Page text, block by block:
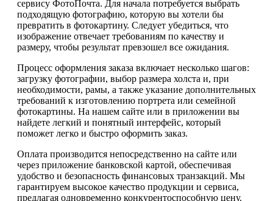
сервису ФотоПочта. Для начала потребуется выбрать
подходящую фотографию, которую вы хотели бы
превратить в фотокартину. Следует убедиться, что
изображение отвечает требованиям по качеству и
размеру, чтобы результат превзошел все ожидания.
Процесс оформления заказа включает несколько шагов:
загрузку фотографии, выбор размера холста и, при
необходимости, рамы, а также указание дополнительных
требований к изготовлению портрета или семейной
фотокартины. На нашем сайте или в приложении вы
найдете легкий и понятный интерфейс, который
поможет легко и быстро оформить заказ.
Оплата производится непосредственно на сайте или
через приложение банковской картой, обеспечивая
удобство и безопасность финансовых транзакций. Мы
гарантируем высокое качество продукции и сервиса,
предлагая одновременно конкурентоспособную цену.